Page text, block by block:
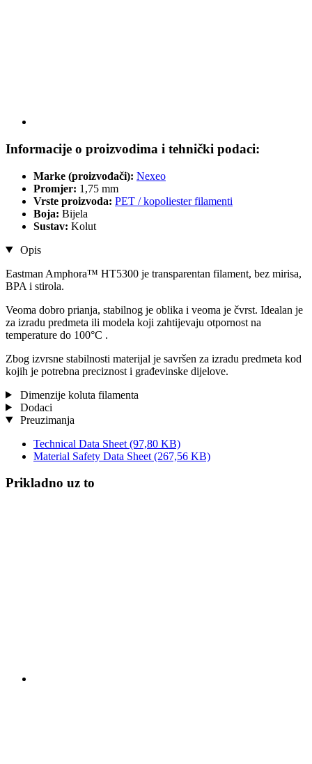
Informacije o proizvodima i tehnički podaci:
Marke (proizvođači): Nexeo
Promjer: 1,75 mm
Vrste proizvoda: PET / kopoliester filamenti
Boja: Bijela
Sustav: Kolut
Opis
Eastman Amphora™ HT5300 je transparentan filament, bez mirisa,
BPA i stirola.
Veoma dobro prianja, stabilnog je oblika i veoma je čvrst. Idealan je
za izradu predmeta ili modela koji zahtijevaju otpornost na
temperature do 100°C .
Zbog izvrsne stabilnosti materijal je savršen za izradu predmeta kod
kojih je potrebna preciznost i građevinske dijelove.
Dimenzije koluta filamenta
Dodaci
Preuzimanja
Technical Data Sheet (97,80 KB)
Material Safety Data Sheet (267,56 KB)
Prikladno uz to